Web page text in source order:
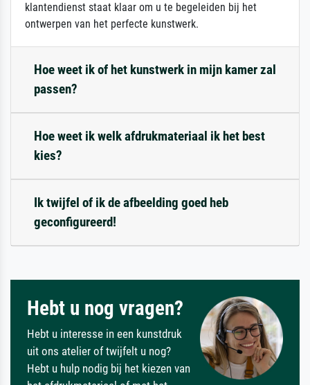
klantendienst staat klaar om u te begeleiden bij het
ontwerpen van het perfecte kunstwerk.
Hoe weet ik of het kunstwerk in mijn kamer zal
passen?
Hoe weet ik welk afdrukmateriaal ik het best
kies?
Ik twijfel of ik de afbeelding goed heb
geconfigureerd!
Hebt u nog vragen?
Hebt u interesse in een kunstdruk
uit ons atelier of twijfelt u nog?
Hebt u hulp nodig bij het kiezen van